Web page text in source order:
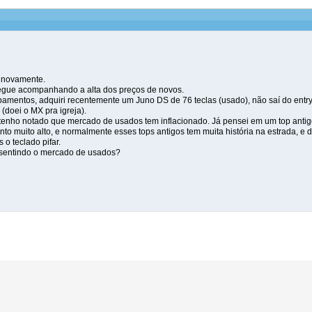
acompanhando a alta dos preços de novos.
adquiri recentemente um Juno DS de 76 teclas (usado), não saí do
o MX pra igreja).
notado que mercado de usados tem inflacionado. Já pensei em um top
muito alto, e normalmente esses tops antigos tem muita história na estrada, e
o teclado pifar.
o mercado de usados?